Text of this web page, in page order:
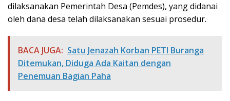
dilaksanakan Pemerintah Desa (Pemdes), yang didanai
oleh dana desa telah dilaksanakan sesuai prosedur.
BACA JUGA: Satu Jenazah Korban PETI Buranga
Ditemukan, Diduga Ada Kaitan dengan
Penemuan Bagian Paha